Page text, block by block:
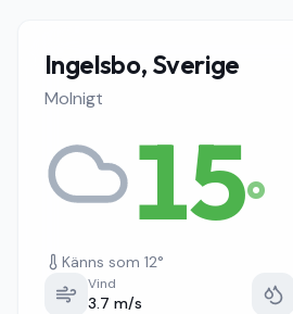
Ingelsbo, Sverige
Molnigt
15°
Känns som 12°
Vind
3.7 m/s